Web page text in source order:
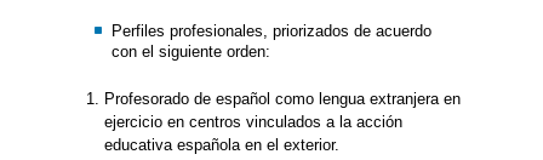
Perfiles profesionales, priorizados de acuerdo
con el siguiente orden:
Profesorado de español como lengua extranjera en
ejercicio en centros vinculados a la acción
educativa española en el exterior.